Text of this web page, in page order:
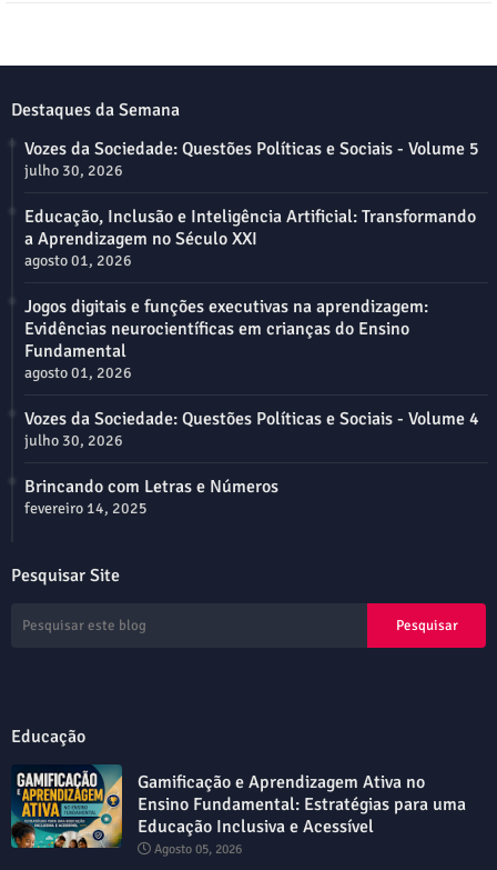
Destaques da Semana
Vozes da Sociedade: Questões Políticas e Sociais - Volume 5
julho 30, 2026
Educação, Inclusão e Inteligência Artificial: Transformando
a Aprendizagem no Século XXI
agosto 01, 2026
Jogos digitais e funções executivas na aprendizagem:
Evidências neurocientíficas em crianças do Ensino
Fundamental
agosto 01, 2026
Vozes da Sociedade: Questões Políticas e Sociais - Volume 4
julho 30, 2026
Brincando com Letras e Números
fevereiro 14, 2025
Pesquisar Site
Educação
Gamificação e Aprendizagem Ativa no
Ensino Fundamental: Estratégias para uma
Educação Inclusiva e Acessível
Agosto 05, 2026